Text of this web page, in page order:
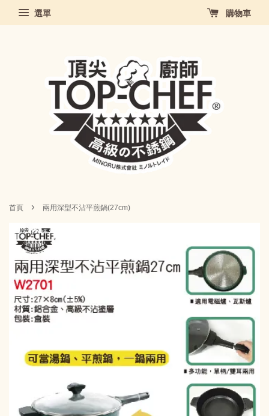
選單 購物車
首頁 › 兩用深型不沾平煎鍋(27cm)